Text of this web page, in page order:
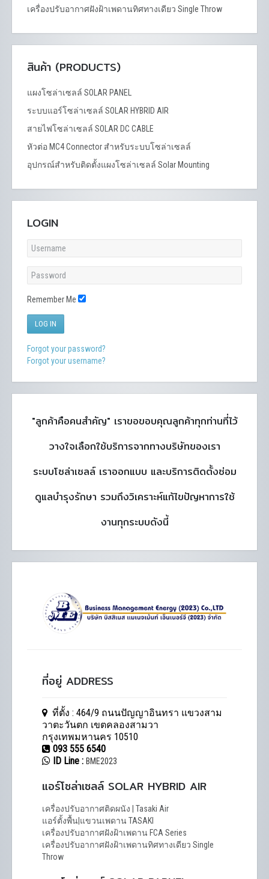
เครื่องปรับอากาศฝังฝ้าเพดานทิศทางเดียว Single Throw
สินค้า (PRODUCTS)
แผงโซล่าเซลล์ SOLAR PANEL
ระบบแอร์โซล่าเซลล์ SOLAR HYBRID AIR
สายไฟโซล่า​เซลล์​ SOLAR DC CABLE
หัวต่อ MC4 Connector สำหรับระบบโซล่าเซลล์
อุปกรณ์สำหรับติดตั้งแผงโซล่าเซลล์ Solar Mounting
LOGIN
Remember Me
LOG IN
Forgot your password?
Forgot your username?
"ลูกค้าคือคนสำคัญ" เราขอขอบคุณลูกค้าทุกท่านที่ไว้
วางใจเลือกใช้บริการจากทางบริษัทของเรา
ระบบโซล่าเซลล์ เราออกแบบ และบริการติดตั้งซ่อม
ดูแลบำรุงรักษา รวมถึงวิเคราะห์แก้ไขปัญหาการใช้
งานทุกระบบดังนี้
ที่อยู่ ADDRESS
ที่ตั้ง : 464/9 ถนนปัญญาอินทรา แขวงสาม
วาตะวันตก เขตคลองสามวา
กรุงเทพมหานคร 10510
093 555 6540
ID Line : BME2023
แอร์โซล่าเซลล์ SOLAR HYBRID AIR
เครื่องปรับอากาศติดผนัง | Tasaki Air
แอร์ตั้งพื้น|แขวนเพดาน TASAKI
เครื่องปรับอากาศฝังฝ้าเพดาน FCA Series
เครื่องปรับอากาศฝังฝ้าเพดานทิศทางเดียว Single
Throw